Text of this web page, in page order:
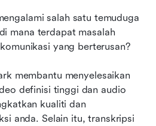
salah satu temuduga
mana terdapat masalah
yang berterusan?
membantu menyelesaikan
definisi tinggi dan audio
kualiti dan
anda. Selain itu, transkripsi